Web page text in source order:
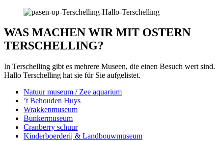
WAS MACHEN WIR MIT OSTERN
TERSCHELLING?
In Terschelling gibt es mehrere Museen, die einen Besuch wert sind.
Hallo Terschelling hat sie für Sie aufgelistet.
Natuur museum / Zee aquarium
’t Behouden Huys
Wrakkenmuseum
Bunkermuseum
Cranberry schuur
Kinderboerderij & Landbouwmuseum